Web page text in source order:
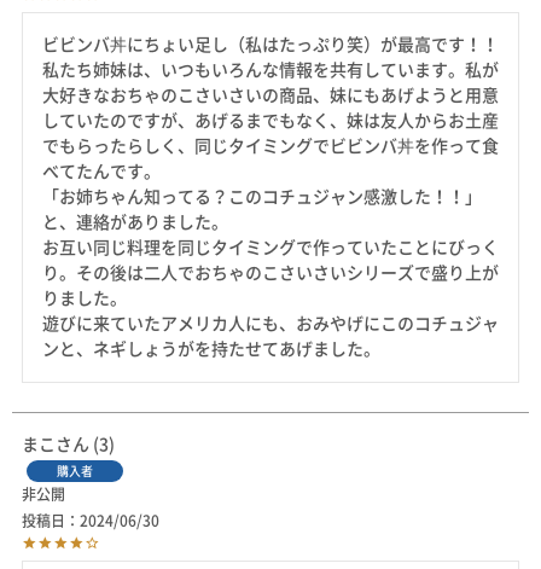
ビビンバ丼にちょい足し（私はたっぷり笑）が最高です！！
私たち姉妹は、いつもいろんな情報を共有しています。私が
大好きなおちゃのこさいさいの商品、妹にもあげようと用意
していたのですが、あげるまでもなく、妹は友人からお土産
でもらったらしく、同じタイミングでビビンバ丼を作って食
べてたんです。
「お姉ちゃん知ってる？このコチュジャン感激した！！」
と、連絡がありました。
お互い同じ料理を同じタイミングで作っていたことにびっく
り。その後は二人でおちゃのこさいさいシリーズで盛り上が
りました。
遊びに来ていたアメリカ人にも、おみやげにこのコチュジャ
まこ 3
購入者
非公開
投稿日
2024/06/30